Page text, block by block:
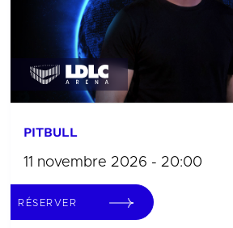
PITBULL
11 novembre 2026 - 20:00
RÉSERVER